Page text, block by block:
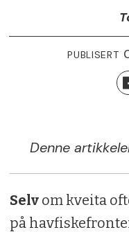
PUBLISERT
Denne
Selvom kveita
på